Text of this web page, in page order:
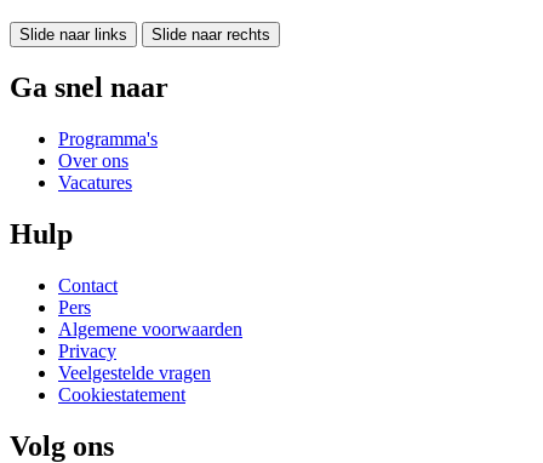
Slide naar links Slide naar rechts
Ga snel naar
Programma's
Over ons
Vacatures
Hulp
Contact
Pers
Algemene voorwaarden
Privacy
Veelgestelde vragen
Cookiestatement
Volg ons